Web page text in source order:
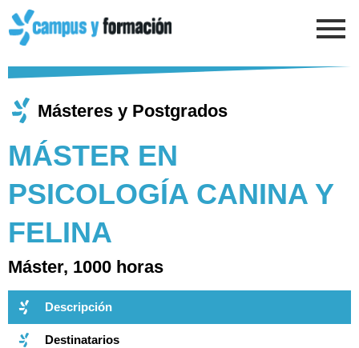
contenido
Másteres y Postgrados
MÁSTER EN
PSICOLOGÍA CANINA Y
FELINA
Máster, 1000 horas
Descripción
Destinatarios